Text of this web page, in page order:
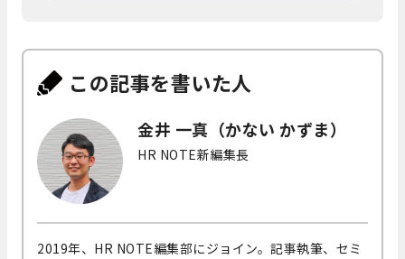
この記事を書いた人
金井 一真（かない かずま）
HR NOTE新編集長
2019年、HR NOTE編集部にジョイン。記事執筆、セミ